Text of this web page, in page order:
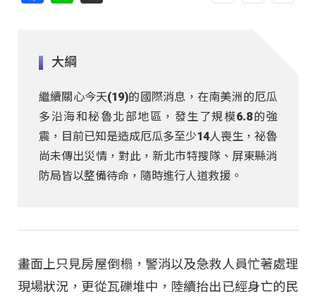
大綱
繼續關心今天(19)的國際消息，在南美洲的厄瓜
多沿海和秘魯北部地區，發生了規模6.8的強
震，目前已知是造成厄瓜多至少14人喪生，祕魯
尚未傳出災情，對此，新北市特搜隊、屏東縣消
防局皆以整備待命，隨時進行人道救援。
畫面上只見房屋倒榻，警消以及急救人員忙著處理
現場狀況，更從瓦礫堆中，陸續抬出已經身亡的民